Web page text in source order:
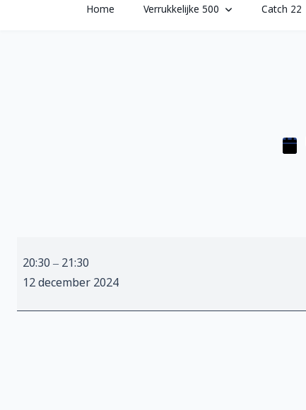
Home Verrukkelijke 500 Catch 22
activiteit
20:30 – 21:30
12 december 2024